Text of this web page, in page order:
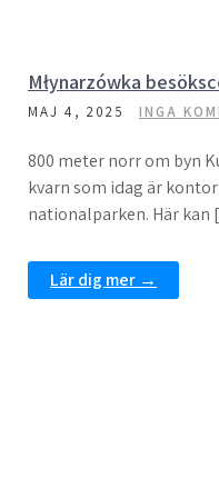
Młynarzówka
MAJ 4, 2025 INGA
800 meter norr om byn
kvarn som idag är
nationalparken. Här
Lär dig mer →